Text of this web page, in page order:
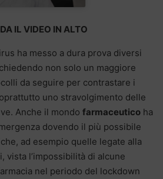
IL VIDEO IN ALTO
ha messo a dura prova diversi
non solo un maggiore
da seguire per contrastare i
uno stravolgimento delle
Anche il mondo farmaceutico ha
dovendo il più possibile
ad esempio quelle legate alla
vista l’impossibilità di alcune
nel periodo del lockdown